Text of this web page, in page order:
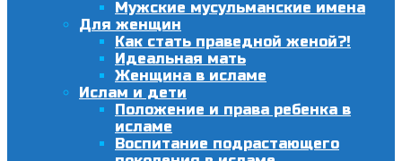
Мужские мусульманские имена
Для женщин
Как стать праведной женой?!
Идеальная мать
Женщина в исламе
Ислам и дети
Положение и права ребенка в
исламе
Воспитание подрастающего